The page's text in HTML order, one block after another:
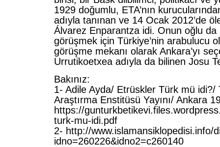
1929 doğumlu, ETA’nın
adıyla tanınan ve 14 Ocak 2012’de
Álvarez Enparantza idi. Onun oğlu
görüşmek için Türkiye’nin arabulucu
görüşme mekanı olarak Ankara’yı
Urrutikoetxea adıyla da bilinen Josu
Bakınız:
1- Adile Ayda/ Etrüskler Türk mü idi?/
Araştırma Enstitüsü Yayını/ Ankara
https://
turk-mu-idi.pdf
2- http://www.islamansiklopedisi.info/
idno=260226&idno2=c260140